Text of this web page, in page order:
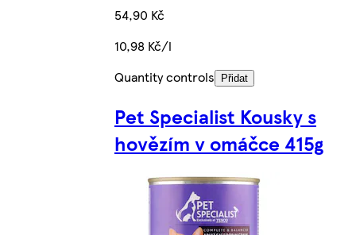
54,90 Kč
10,98 Kč/l
Quantity controls
Přidat
Pet Specialist Kousky s
hovězím v omáčce 415g